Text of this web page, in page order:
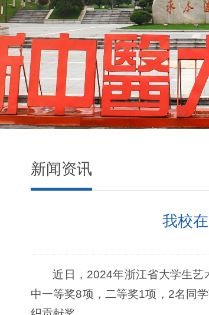
新闻资讯
我校
近日，2024年浙江省大学生
中一等奖8项，二等奖1项，2名同